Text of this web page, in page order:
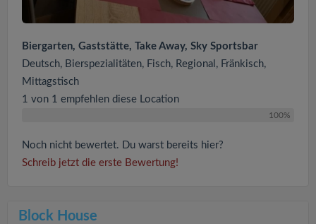
Biergarten, Gaststätte, Take Away, Sky Sportsbar
Deutsch, Bierspezialitäten, Fisch, Regional, Fränkisch,
Mittagstisch
1 von 1 empfehlen diese Location
100%
Noch nicht bewertet. Du warst bereits hier?
Schreib jetzt die erste Bewertung!
Block House